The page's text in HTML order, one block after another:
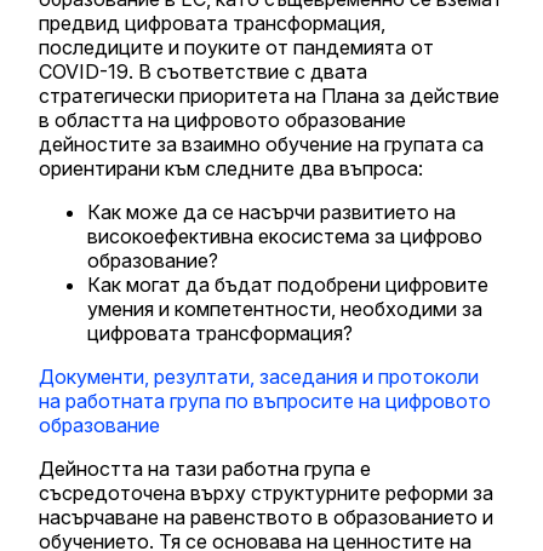
предвид цифровата трансформация,
последиците и поуките от пандемията от
COVID-19. В съответствие с двата
стратегически приоритета на Плана за действие
в областта на цифровото образование
дейностите за взаимно обучение на групата са
ориентирани към следните два въпроса:
Как може да се насърчи развитието на
високоефективна екосистема за цифрово
образование?
Как могат да бъдат подобрени цифровите
умения и компетентности, необходими за
цифровата трансформация?
Документи, резултати, заседания и протоколи
на работната група по въпросите на цифровото
образование
Дейността на тази работна група е
съсредоточена върху структурните реформи за
насърчаване на равенството в образованието и
обучението. Тя се основава на ценностите на